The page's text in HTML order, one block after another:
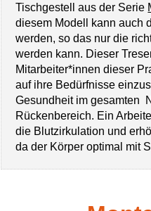
Tischgestell aus der Serie
diesem Modell kann auch
werden, so das nur die
werden kann. Dieser
Mitarbeiter*innen dieser
auf ihre Bedürfnisse
Gesundheit im gesamten
Rückenbereich. Ein
die Blutzirkulation und
da der Körper optimal mit